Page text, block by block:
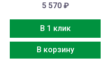
5 570 ₽
В 1 клик
В корзину